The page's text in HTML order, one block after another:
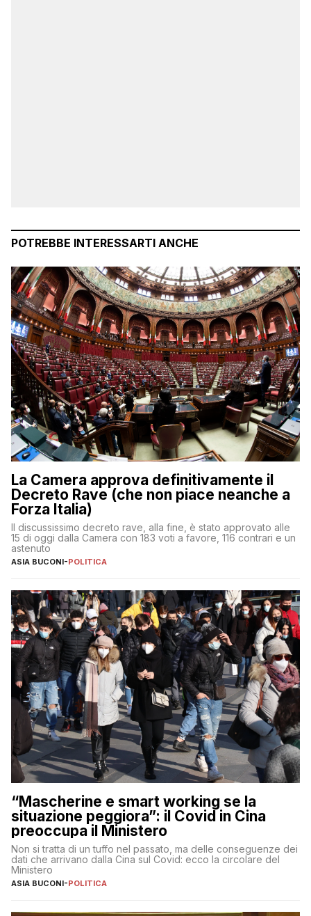
POTREBBE INTERESSARTI ANCHE
La Camera approva definitivamente il
Decreto Rave (che non piace neanche a
Forza Italia)
Il discussissimo decreto rave, alla fine, è stato approvato alle
15 di oggi dalla Camera con 183 voti a favore, 116 contrari e un
astenuto
ASIA BUCONI-POLITICA
“Mascherine e smart working se la
situazione peggiora”: il Covid in Cina
preoccupa il Ministero
Non si tratta di un tuffo nel passato, ma delle conseguenze dei
dati che arrivano dalla Cina sul Covid: ecco la circolare del
Ministero
ASIA BUCONI-POLITICA